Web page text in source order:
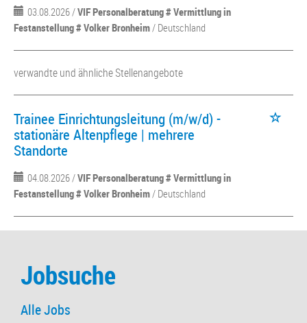
03.08.2026 /VIF Personalberatung # Vermittlung in
Festanstellung # Volker Bronheim/ Deutschland
verwandte und ähnliche Stellenangebote
Trainee Einrichtungsleitung (m/w/d) -
stationäre Altenpflege | mehrere
Standorte
04.08.2026 /VIF Personalberatung # Vermittlung in
Festanstellung # Volker Bronheim/ Deutschland
Jobsuche
Alle Jobs